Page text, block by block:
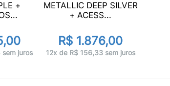
+
juros
METALLIC DEEP SILVER
+ ACESS...
R$ 1.876,00
12x de R$ 156,33 sem juros